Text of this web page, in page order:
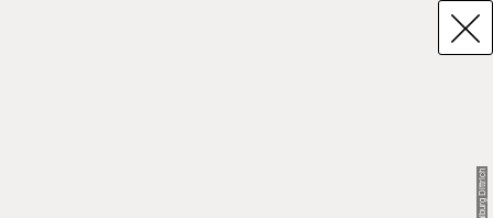
© Walburg Dittrich